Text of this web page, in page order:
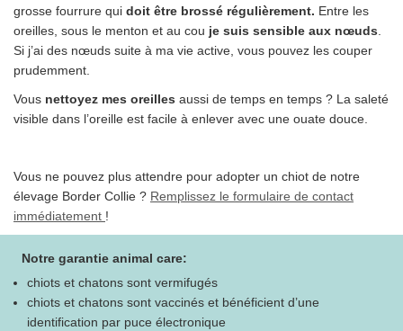
grosse fourrure qui doit être brossé régulièrement. Entre les
oreilles, sous le menton et au cou je suis sensible aux nœuds.
Si j’ai des nœuds suite à ma vie active, vous pouvez les couper
prudemment.
Vous nettoyez mes oreilles aussi de temps en temps ? La saleté
visible dans l’oreille est facile à enlever avec une ouate douce.
Vous ne pouvez plus attendre pour adopter un chiot de notre
élevage Border Collie ? Remplissez le formulaire de contact
immédiatement !
Notre garantie animal care:
chiots et chatons sont vermifugés
chiots et chatons sont vaccinés et bénéficient d’une
identification par puce électronique